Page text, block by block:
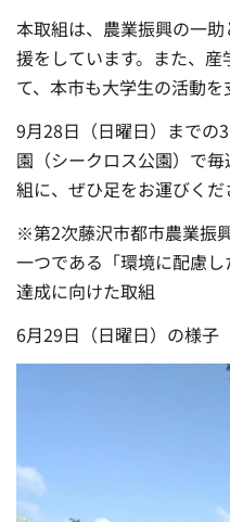
本取組は、農業振興の一
援をしています。また、
て、本市も大学生の活動を
9月28日（日曜日）までの
園（シークロス公園）で
組に、ぜひ足をお運びくだ
※第2次藤沢市都市農業振
一つである「環境に配慮
達成に向けた取組
6月29日（日曜日）の様子